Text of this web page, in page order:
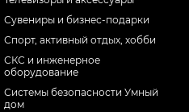
Сувениры и бизнес-подарки
Спорт, активный отдых, хобби
СКС и инженерное
оборудование
Системы безопасности Умный
дом